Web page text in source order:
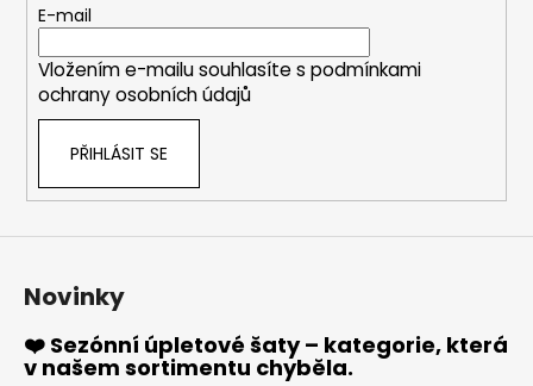
E-mail
Vložením e-mailu souhlasíte s podmínkami
ochrany osobních údajů
PŘIHLÁSIT SE
Novinky
❤️ Sezónní úpletové šaty – kategorie, která
v našem sortimentu chyběla.